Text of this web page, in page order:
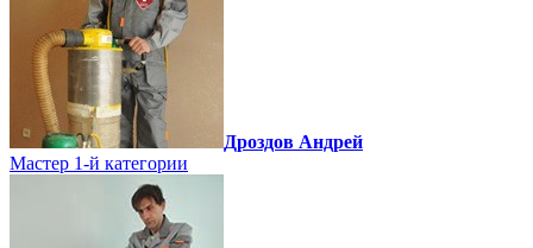
Дроздов Андрей
Мастер 1-й категории